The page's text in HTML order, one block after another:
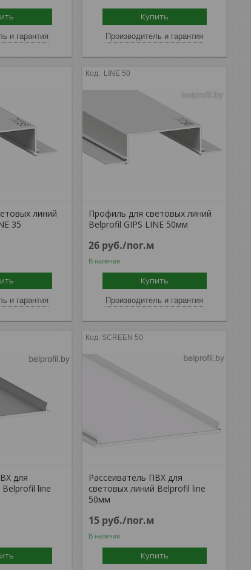
и гарантия
Купить
Производитель и гарантия
линий
35
и гарантия
LINE 50
Профиль для световых линий
Belprofil GIPS LINE 50мм
26 руб./пог.м
В наличии
Купить
Производитель и гарантия
для
line
SCREEN 50
Рассеиватель ПВХ для
световых линий Belprofil line
50мм
15 руб./пог.м
В наличии
Купить